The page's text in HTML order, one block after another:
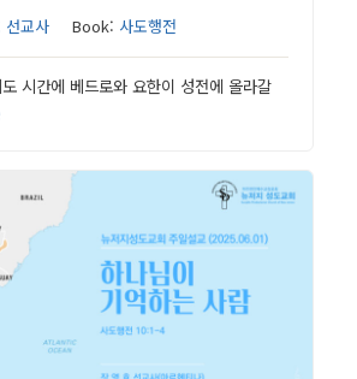
선교사 Book: 사도행전
시간에 베드로와 요한이 성전에 올라갈